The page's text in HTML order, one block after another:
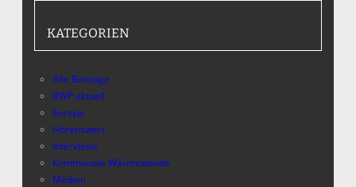
KATEGORIEN
Alle Beiträge
BWP aktuell
Europa
Hörenswert
Interviews
Kommunale Wärmewende
Medien